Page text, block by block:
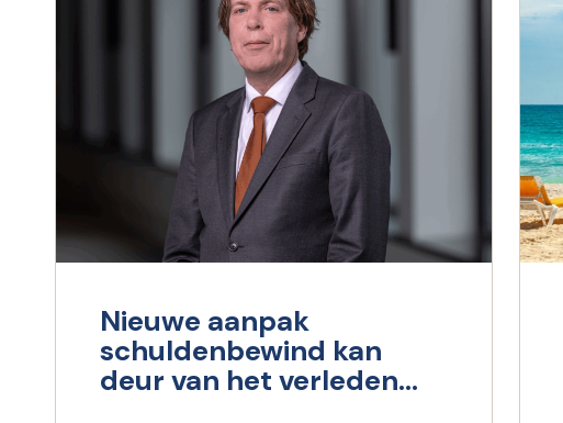
Nieuwe aanpak
schuldenbewind kan
deur van het verleden